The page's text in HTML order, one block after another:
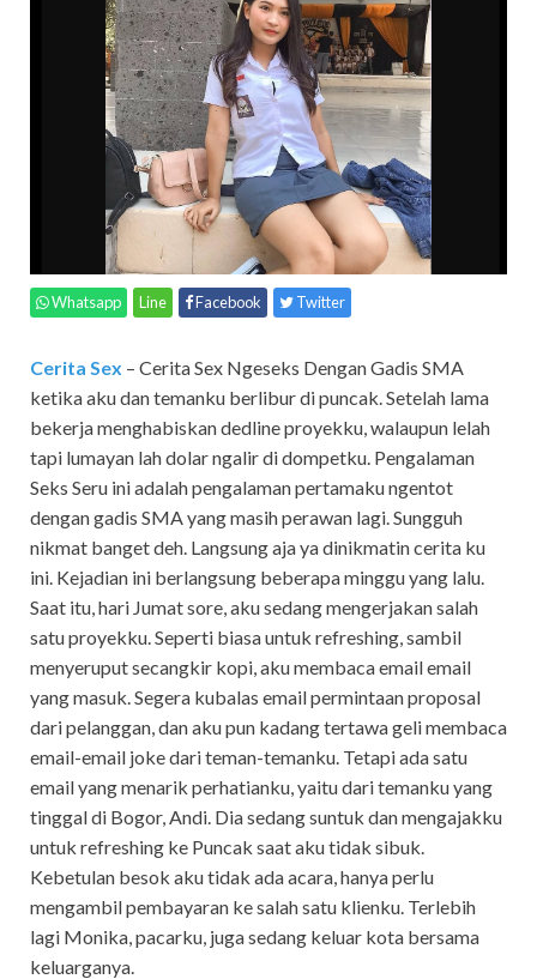
Whatsapp Line Facebook Twitter
Cerita Sex – Cerita Sex Ngeseks Dengan Gadis SMA
ketika aku dan temanku berlibur di puncak. Setelah lama
bekerja menghabiskan dedline proyekku, walaupun lelah
tapi lumayan lah dolar ngalir di dompetku. Pengalaman
Seks Seru ini adalah pengalaman pertamaku ngentot
dengan gadis SMA yang masih perawan lagi. Sungguh
nikmat banget deh. Langsung aja ya dinikmatin cerita ku
ini. Kejadian ini berlangsung beberapa minggu yang lalu.
Saat itu, hari Jumat sore, aku sedang mengerjakan salah
satu proyekku. Seperti biasa untuk refreshing, sambil
menyeruput secangkir kopi, aku membaca email email
yang masuk. Segera kubalas email permintaan proposal
dari pelanggan, dan aku pun kadang tertawa geli membaca
email-email joke dari teman-temanku. Tetapi ada satu
email yang menarik perhatianku, yaitu dari temanku yang
tinggal di Bogor, Andi. Dia sedang suntuk dan mengajakku
untuk refreshing ke Puncak saat aku tidak sibuk.
Kebetulan besok aku tidak ada acara, hanya perlu
mengambil pembayaran ke salah satu klienku. Terlebih
lagi Monika, pacarku, juga sedang keluar kota bersama
keluarganya.